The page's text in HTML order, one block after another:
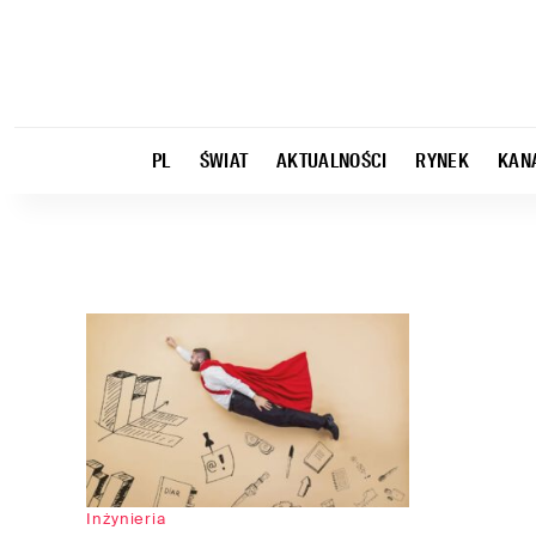
PL ŚWIAT AKTUALNOŚCI RYNEK
Inżynieria